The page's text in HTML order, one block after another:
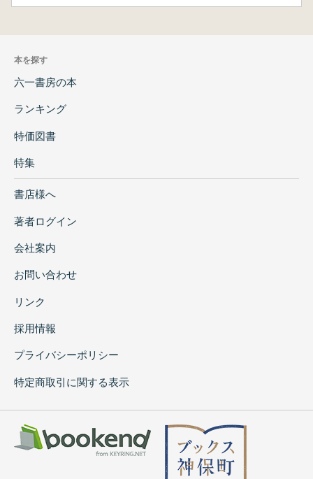
本を探す
六一書房の本
ランキング
特価図書
特集
書店様へ
著者ログイン
会社案内
お問い合わせ
リンク
採用情報
プライバシーポリシー
特定商取引に関する表示